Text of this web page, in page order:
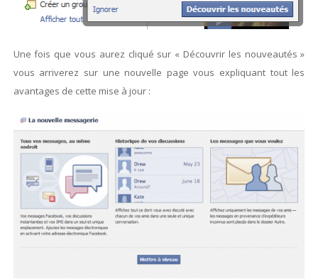
Une fois que vous aurez cliqué sur « Découvrir les nouveautés »
vous arriverez sur une nouvelle page vous expliquant tout les
avantages de cette mise à jour :